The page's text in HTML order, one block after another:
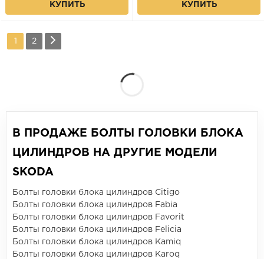
КУПИТЬ КУПИТЬ
1 2
В ПРОДАЖЕ БОЛТЫ ГОЛОВКИ БЛОКА
ЦИЛИНДРОВ НА ДРУГИЕ МОДЕЛИ
SKODA
Болты головки блока цилиндров Citigo
Болты головки блока цилиндров Fabia
Болты головки блока цилиндров Favorit
Болты головки блока цилиндров Felicia
Болты головки блока цилиндров Kamiq
Болты головки блока цилиндров Karoq